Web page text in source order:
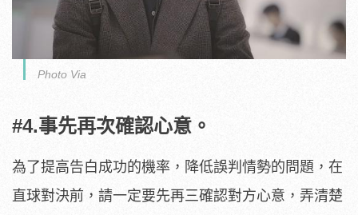
Photo Via
#4.事先再次確認心意。
為了提高告白成功的機率，降低誤判情勢的問題，在
直球對決前，請一定要先再三確認對方心意，弄清楚